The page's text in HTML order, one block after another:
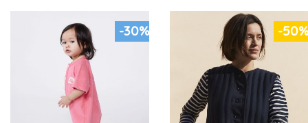
-30% -50%